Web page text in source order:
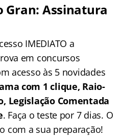
Gran: Assinatura
IMEDIATO a
em concursos
acesso às 5 novidades
com 1 clique, Raio-
Legislação Comentada
. Faça o teste por 7 dias. O
com a sua preparação!